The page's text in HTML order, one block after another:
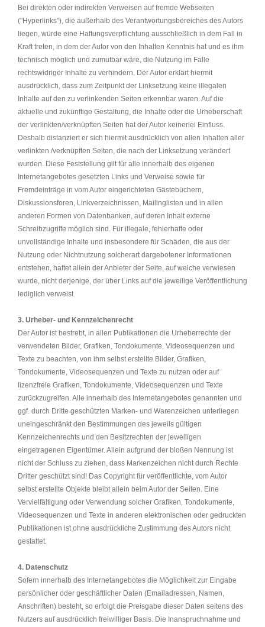
Bei direkten oder indirekten Verweisen auf fremde Webseiten
("Hyperlinks"), die außerhalb des Verantwortungsbereiches des Autors
liegen, würde eine Haftungsverpflichtung ausschließlich in dem Fall in
Kraft treten, in dem der Autor von den Inhalten Kenntnis hat und es ihm
technisch möglich und zumutbar wäre, die Nutzung im Falle
rechtswidriger Inhalte zu verhindern. Der Autor erklärt hiermit
ausdrücklich, dass zum Zeitpunkt der Linksetzung keine illegalen
Inhalte auf den zu verlinkenden Seiten erkennbar waren. Auf die
aktuelle und zukünftige Gestaltung, die Inhalte oder die Urheberschaft
der verlinkten/verknüpften Seiten hat der Autor keinerlei Einfluss.
Deshalb distanziert er sich hiermit ausdrücklich von allen Inhalten aller
verlinkten /verknüpften Seiten, die nach der Linksetzung verändert
wurden. Diese Feststellung gilt für alle innerhalb des eigenen
Internetangebotes gesetzten Links und Verweise sowie für
Fremdeinträge in vom Autor eingerichteten Gästebüchern,
Diskussionsforen, Linkverzeichnissen, Mailinglisten und in allen
anderen Formen von Datenbanken, auf deren Inhalt externe
Schreibzugriffe möglich sind. Für illegale, fehlerhafte oder
unvollständige Inhalte und insbesondere für Schäden, die aus der
Nutzung oder Nichtnutzung solcherart dargebotener Informationen
entstehen, haftet allein der Anbieter der Seite, auf welche verwiesen
wurde, nicht derjenige, der über Links auf die jeweilige Veröffentlichung
lediglich verweist.
3. Urheber- und Kennzeichenrecht
Der Autor ist bestrebt, in allen Publikationen die Urheberrechte der
verwendeten Bilder, Grafiken, Tondokumente, Videosequenzen und
Texte zu beachten, von ihm selbst erstellte Bilder, Grafiken,
Tondokumente, Videosequenzen und Texte zu nutzen oder auf
lizenzfreie Grafiken, Tondokumente, Videosequenzen und Texte
zurückzugreifen. Alle innerhalb des Internetangebotes genannten und
ggf. durch Dritte geschützten Marken- und Warenzeichen unterliegen
uneingeschränkt den Bestimmungen des jeweils gültigen
Kennzeichenrechts und den Besitzrechten der jeweiligen
eingetragenen Eigentümer. Allein aufgrund der bloßen Nennung ist
nicht der Schluss zu ziehen, dass Markenzeichen nicht durch Rechte
Dritter geschützt sind! Das Copyright für veröffentlichte, vom Autor
selbst erstellte Objekte bleibt allein beim Autor der Seiten. Eine
Vervielfältigung oder Verwendung solcher Grafiken, Tondokumente,
Videosequenzen und Texte in anderen elektronischen oder gedruckten
Publikationen ist ohne ausdrückliche Zustimmung des Autors nicht
gestattet.
4. Datenschutz
Sofern innerhalb des Internetangebotes die Möglichkeit zur Eingabe
persönlicher oder geschäftlicher Daten (Emailadressen, Namen,
Anschriften) besteht, so erfolgt die Preisgabe dieser Daten seitens des
Nutzers auf ausdrücklich freiwilliger Basis. Die Inanspruchnahme und